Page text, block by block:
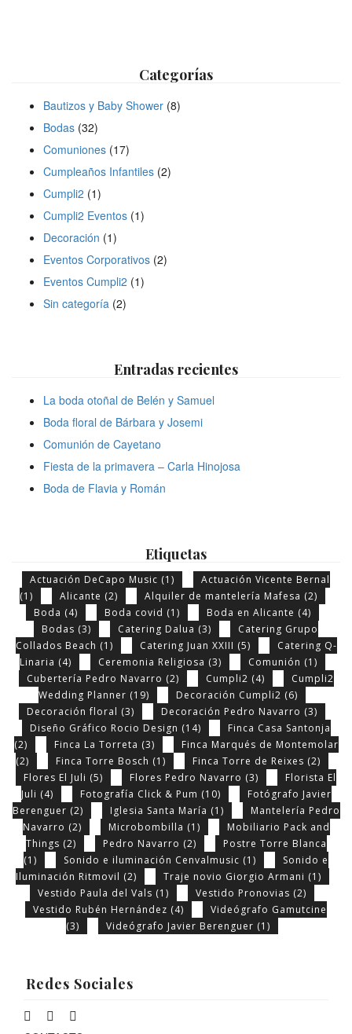
Categorías
Bautizos y Baby Shower (8)
Bodas (32)
Comuniones (17)
Cumpleaños Infantiles (2)
Cumpli2 (1)
Cumpli2 Eventos (1)
Decoración (1)
Eventos Corporativos (2)
Eventos Cumpli2 (1)
Sin categoría (2)
Entradas recientes
La boda otoñal de Belén y Samuel
Boda floral de Bárbara y Josemi
Comunión de Cayetano
Fiesta de la primavera – Carla Hinojosa
Boda de Flavia y Román
Etiquetas
Actuación DeCapo Music (1)
Actuación Vicente Bernal
(1)
Alicante (2) Alquiler de mantelería Mafesa (2)
Boda (4) Boda covid (1) Boda en Alicante (4)
Bodas (3) Catering Dalua (3)
Catering Grupo
Collados Beach (1) Catering Juan XXIII (5)
Catering Q-
Linaria (4) Ceremonia Religiosa (3) Comunión (1)
Cubertería Pedro Navarro (2) Cumpli2 (4)
Cumpli2
Wedding Planner (19) Decoración Cumpli2 (6)
Decoración floral (3) Decoración Pedro Navarro (3)
Diseño Gráfico Rocio Design (14)
Finca Casa Santonja
(2)
Finca La Torreta (3)
Finca Marqués de Montemolar
(2)
Finca Torre Bosch (1) Finca Torre de Reixes (2)
Flores El Juli (5) Flores Pedro Navarro (3)
Florista El
Juli (4) Fotografía Click & Pum (10)
Fotógrafo Javier
Berenguer (2) Iglesia Santa María (1)
Mantelería Pedro
Navarro (2) Microbombilla (1)
Mobiliario Pack and
Things (2) Pedro Navarro (2)
Postre Torre Blanca
(1)
Sonido e iluminación Cenvalmusic (1)
Sonido e
Iluminación Ritmovil (2) Traje novio Giorgio Armani (1)
Vestido Paula del Vals (1) Vestido Pronovias (2)
Vestido Rubén Hernández (4)
Videógrafo Gamutcine
(3)
Videógrafo Javier Berenguer (1)
Redes Sociales